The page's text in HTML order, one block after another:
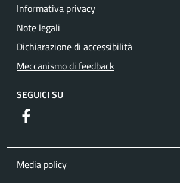
Informativa privacy
Note legali
Dichiarazione di accessibilità
Meccanismo di feedback
SEGUICI SU
Media policy